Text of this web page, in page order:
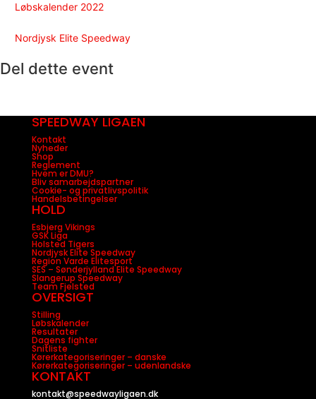
Løbskalender 2022
Nordjysk Elite Speedway
Del dette event
SPEEDWAY LIGAEN
Kontakt
Nyheder
Shop
Reglement
Hvem er DMU?
Bliv samarbejdspartner
Cookie- og privatlivspolitik
Handelsbetingelser
HOLD
Esbjerg Vikings
GSK Liga
Holsted Tigers
Nordjysk Elite Speedway
Region Varde Elitesport
SES – Sønderjylland Elite Speedway
Slangerup Speedway
Team Fjelsted
OVERSIGT
Stilling
Løbskalender
Resultater
Dagens fighter
Snitliste
Kørerkategoriseringer – danske
Kørerkategoriseringer – udenlandske
KONTAKT
kontakt@speedwayligaen.dk